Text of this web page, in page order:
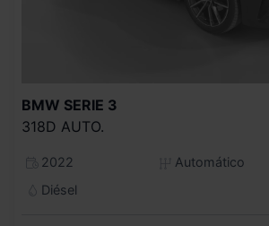
BMW SERIE 3
318D AUTO.
2022
Automático
Diésel